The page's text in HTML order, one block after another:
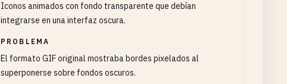
Iconos animados con fondo transparente que debían
integrarse en una interfaz oscura.
PROBLEMA
El formato GIF original mostraba bordes pixelados al
superponerse sobre fondos oscuros.